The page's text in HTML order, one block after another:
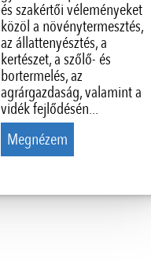
és szakértői véleményeket
közöl a növénytermesztés,
az állattenyésztés, a
kertészet, a szőlő- és
bortermelés, az
agrárgazdaság, valamint a
vidék fejlődésén...
Megnézem